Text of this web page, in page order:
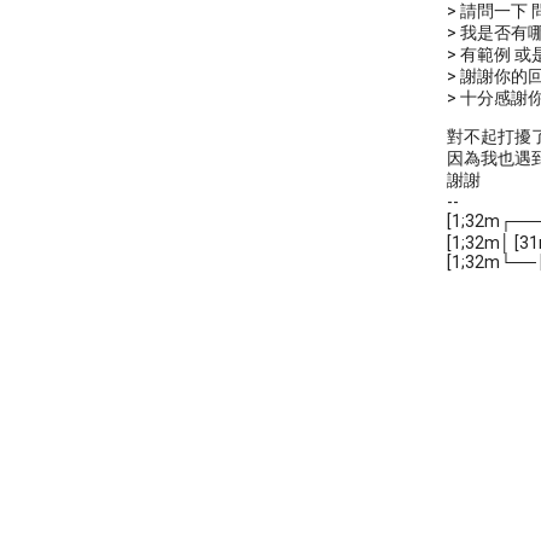
> 請問一下
> 我是否有
> 有範例 或
> 謝謝你的
> 十分感謝
對不起打擾
因為我也遇
謝謝
--
[1;32m│
[1;32m└──